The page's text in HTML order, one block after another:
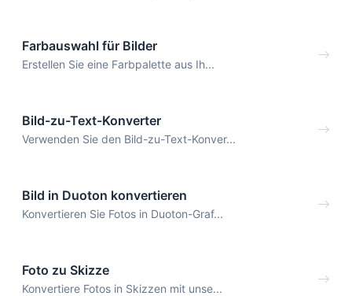
Farbauswahl für Bilder
Erstellen Sie eine Farbpalette aus Ih...
Bild-zu-Text-Konverter
Verwenden Sie den Bild-zu-Text-Konver...
Bild in Duoton konvertieren
Konvertieren Sie Fotos in Duoton-Graf...
Foto zu Skizze
Konvertiere Fotos in Skizzen mit unse...